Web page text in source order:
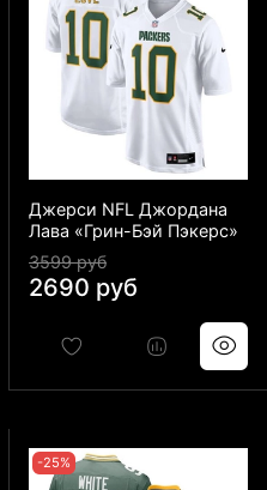
Джерси NFL Джордана
Лава «Грин-Бэй Пэкерс»
3599 руб
2690 руб
-25%